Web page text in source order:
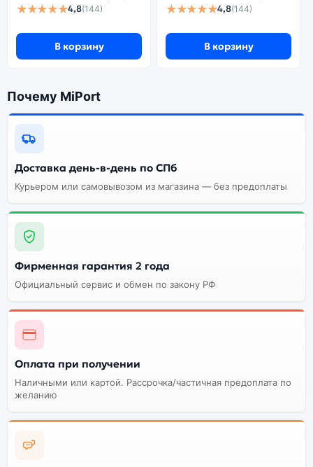
★★★★★4,8(144)
В корзину
★★★★★4,8(144)
В корзину
Почему MiPort
Доставка день-в-день по СПб
Курьером или самовывозом из магазина — без предоплаты
Фирменная гарантия 2 года
Официальный сервис и обмен по закону РФ
Оплата при получении
Наличными или картой. Рассрочка/частичная предоплата по
желанию